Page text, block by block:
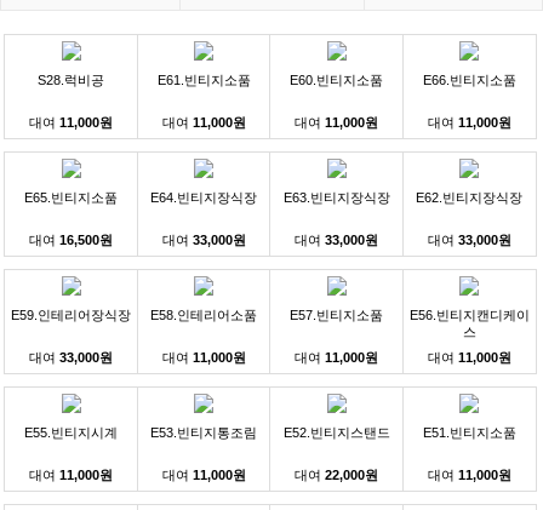
S28.럭비공
대여11,000원
E61.빈티지소품
대여 11,000원
E60.빈티지소품
대여11,000원
E66.빈티지소품
대여 11,000원
E65.빈티지소품
대여16,500원
E64.빈티지장식장
대여 33,000원
E63.빈티지장식장
대여33,000원
E62.빈티지장식장
대여 33,000원
E59.인테리어장식장
대여33,000원
E58.인테리어소품
대여 11,000원
E57.빈티지소품
대여11,000원
E56.빈티지캔디케이
스
대여 11,000원
E55.빈티지시계
대여11,000원
E53.빈티지통조림
대여 11,000원
E52.빈티지스탠드
대여22,000원
E51.빈티지소품
대여 11,000원